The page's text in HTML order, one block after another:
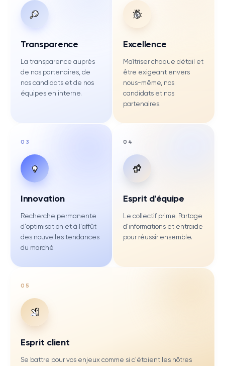
Transparence
La transparence auprès
de nos partenaires, de
nos candidats et de nos
équipes en interne.
Excellence
Maîtriser chaque détail et
être exigeant envers
nous-même, nos
candidats et nos
partenaires.
0 3
Innovation
Recherche permanente
d'optimisation et à l'affût
des nouvelles tendances
du marché.
0 4
Esprit d'équipe
Le collectif prime. Partage
d'informations et entraide
pour réussir ensemble.
0 5
Esprit client
Se battre pour vos enjeux comme si c'étaient les nôtres